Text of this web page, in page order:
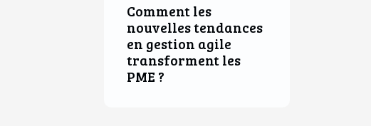
Comment les
nouvelles tendances
en gestion agile
transforment les
PME ?